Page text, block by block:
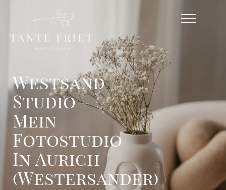
Westsand
Studio –
Mein
Fotostudio
In Aurich
(Westersander)